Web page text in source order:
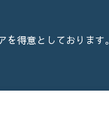
得意としております。